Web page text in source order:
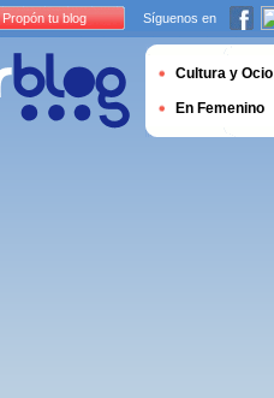
Propón tu blog Síguenos en
Cultura y Ocio
En Femenino